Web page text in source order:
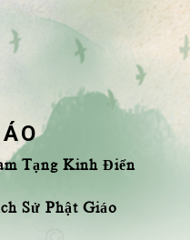
Tạng Kinh Điển
Sử Phật Giáo